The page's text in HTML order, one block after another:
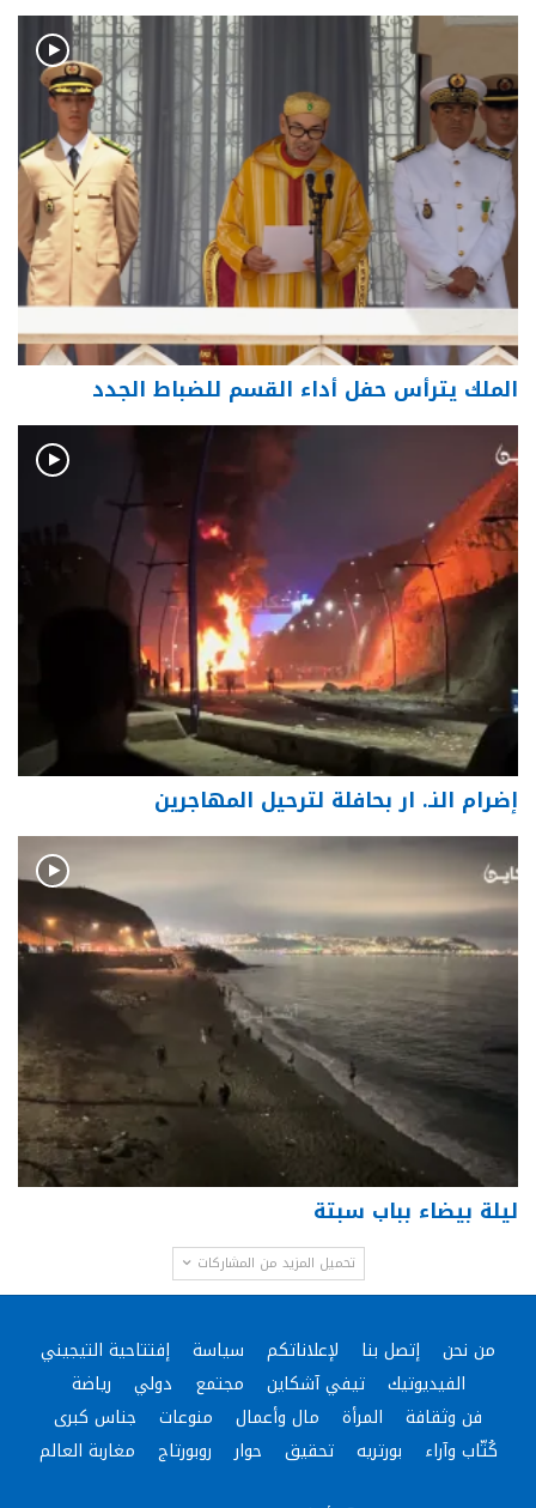
الملك يترأس حفل أداء القسم للضباط الجدد
إضرام النـ. ار بحافلة لترحيل المهاجرين
ليلة بيضاء بباب سبتة
تحميل المزيد من المشاركات
من نحن إتصل بنا لإعلاناتكم سياسة
إفتتاحية التيجيني
الفيديوتيك
تيفي آشكاين مجتمع دولي
رياضة
فن وثقافة
المرأة مال وأعمال منوعات
جناس كبرى
كُتّاب وآراء
بورتريه تحقيق حوار روبورتاج مغاربة العالم